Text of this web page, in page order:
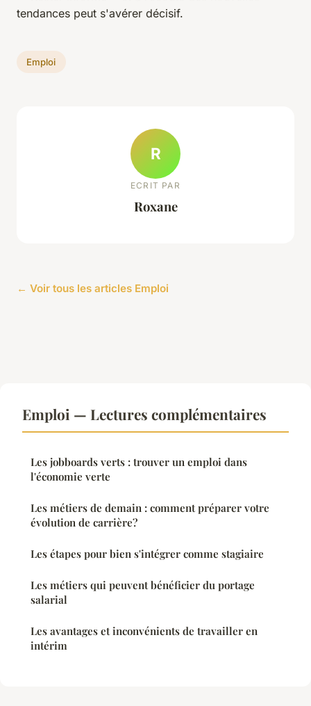
tendances peut s'avérer décisif.
Emploi
R
ECRIT PAR
Roxane
← Voir tous les articles Emploi
Emploi — Lectures complémentaires
Les jobboards verts : trouver un emploi dans
l'économie verte
Les métiers de demain : comment préparer votre
évolution de carrière?
Les étapes pour bien s'intégrer comme stagiaire
Les métiers qui peuvent bénéficier du portage
salarial
Les avantages et inconvénients de travailler en
intérim